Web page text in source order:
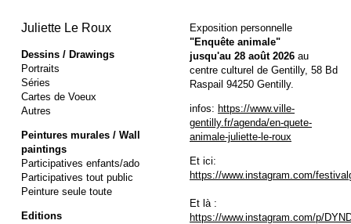
Juliette Le Roux
Dessins / Drawings
Portraits
Séries
Cartes de Voeux
Autres
Peintures murales / Wall
paintings
Participatives enfants/ado
Participatives tout public
Peinture seule toute
Editions
Exposition personnelle
"Enquête animale"
jusqu'au 28 août 2026 au
centre culturel de Gentilly, 58 Bd
Raspail 94250 Gentilly.
infos: https://www.ville-
gentilly.fr/agenda/en-quete-
animale-juliette-le-roux
Et ici:
https://www.instagram.com/
Et là :
https://www.instagram.com/p/